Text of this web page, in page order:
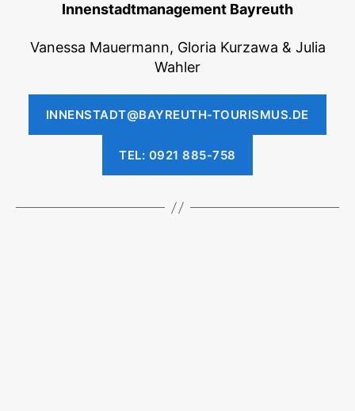
Innenstadtmanagement Bayreuth
Vanessa Mauermann, Gloria Kurzawa & Julia
Wahler
INNENSTADT@BAYREUTH-TOURISMUS.DE
TEL: 0921 885-758